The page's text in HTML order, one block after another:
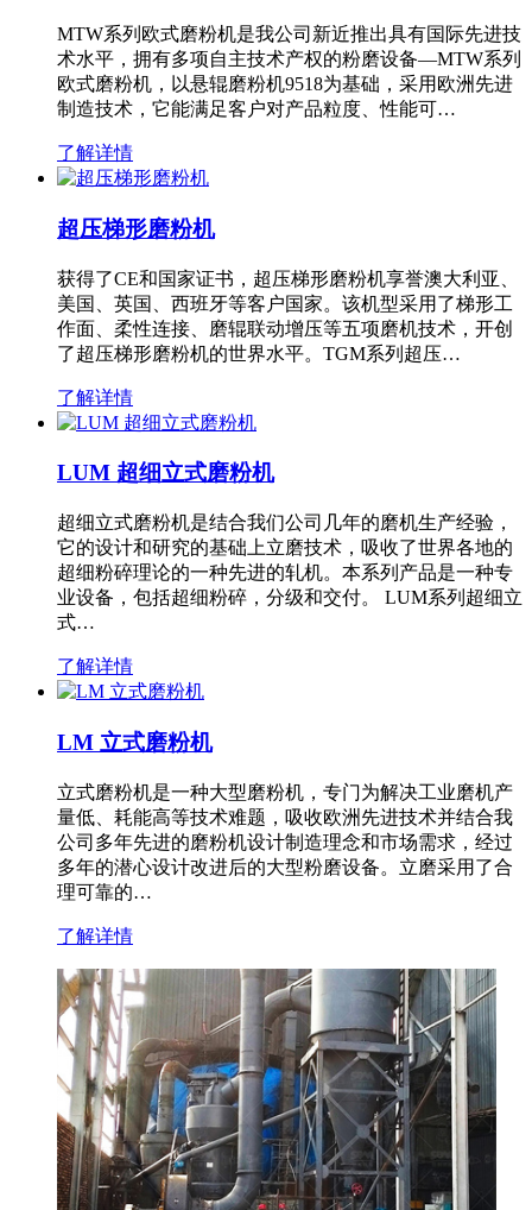
MTW系列欧式磨粉机是我公司新近推出具有国际先进技
术水平，拥有多项自主技术产权的粉磨设备—MTW系列
欧式磨粉机，以悬辊磨粉机9518为基础，采用欧洲先进
制造技术，它能满足客户对产品粒度、性能可…
了解详情
超压梯形磨粉机
获得了CE和国家证书，超压梯形磨粉机享誉澳大利亚、
美国、英国、西班牙等客户国家。该机型采用了梯形工
作面、柔性连接、磨辊联动增压等五项磨机技术，开创
了超压梯形磨粉机的世界水平。TGM系列超压…
了解详情
LUM 超细立式磨粉机
超细立式磨粉机是结合我们公司几年的磨机生产经验，
它的设计和研究的基础上立磨技术，吸收了世界各地的
超细粉碎理论的一种先进的轧机。本系列产品是一种专
业设备，包括超细粉碎，分级和交付。 LUM系列超细立
式…
了解详情
LM 立式磨粉机
立式磨粉机是一种大型磨粉机，专门为解决工业磨机产
量低、耗能高等技术难题，吸收欧洲先进技术并结合我
公司多年先进的磨粉机设计制造理念和市场需求，经过
多年的潜心设计改进后的大型粉磨设备。立磨采用了合
理可靠的…
了解详情